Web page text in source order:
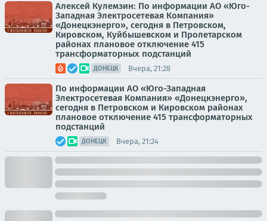
Алексей Кулемзин: По информации АО «Юго-
Западная Электросетевая Компания»
«Донецкэнерго», сегодня в Петровском,
Кировском, Куйбышевском и Пролетарском
районах плановое отключение 415
трансформаторных подстанций
ДОНЕЦК Вчера, 21:28
По информации АО «Юго-Западная
Электросетевая Компания» «Донецкэнерго»,
сегодня в Петровском и Кировском районах
плановое отключение 415 трансформаторных
подстанций
ДОНЕЦК Вчера, 21:24